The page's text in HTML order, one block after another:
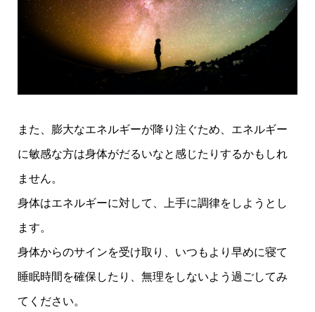
また、膨大なエネルギーが降り注ぐため、エネルギー
に敏感な方は身体がだるいなと感じたりするかもしれ
ません。
身体はエネルギーに対して、上手に調律をしようとし
ます。
身体からのサインを受け取り、いつもより早めに寝て
睡眠時間を確保したり、無理をしないよう過ごしてみ
てください。